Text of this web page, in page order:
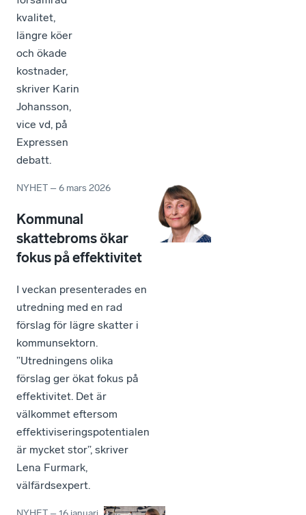
kvalitet,
längre köer
och ökade
kostnader,
skriver Karin
Johansson,
vice vd, på
Expressen
debatt.
NYHET –6 mars 2026
Kommunal
skattebroms ökar
fokus på effektivitet
I veckan presenterades en
utredning med en rad
förslag för lägre skatter i
kommunsektorn.
”Utredningens olika
förslag ger ökat fokus på
effektivitet. Det är
välkommet eftersom
effektiviseringspotentialen
är mycket stor”, skriver
Lena Furmark,
välfärdsexpert.